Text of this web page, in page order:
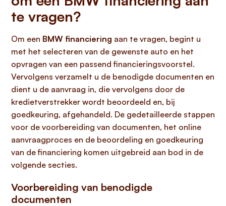
te vragen?
Om een BMW financiering aan te vragen, begint u
met het selecteren van de gewenste auto en het
opvragen van een passend financieringsvoorstel.
Vervolgens verzamelt u de benodigde documenten en
dient u de aanvraag in, die vervolgens door de
kredietverstrekker wordt beoordeeld en, bij
goedkeuring, afgehandeld. De gedetailleerde stappen
voor de voorbereiding van documenten, het online
aanvraagproces en de beoordeling en goedkeuring
van de financiering komen uitgebreid aan bod in de
volgende secties.
Voorbereiding van benodigde
documenten